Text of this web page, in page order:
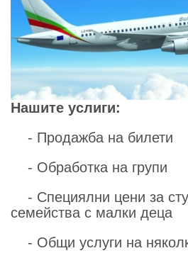
Нашите услиги:
- Продажба на билети
- Обработка на групи
- Специялни цени за
семейства с малки деца
- Общи услуги на